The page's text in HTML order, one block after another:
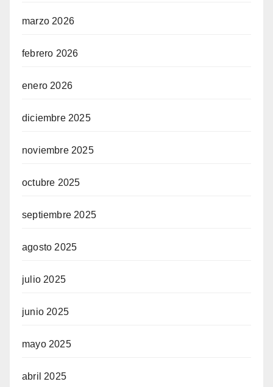
marzo 2026
febrero 2026
enero 2026
diciembre 2025
noviembre 2025
octubre 2025
septiembre 2025
agosto 2025
julio 2025
junio 2025
mayo 2025
abril 2025